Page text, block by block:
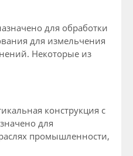
для обработки
для измельчения
Некоторые из
конструкция с
для
промышленности,